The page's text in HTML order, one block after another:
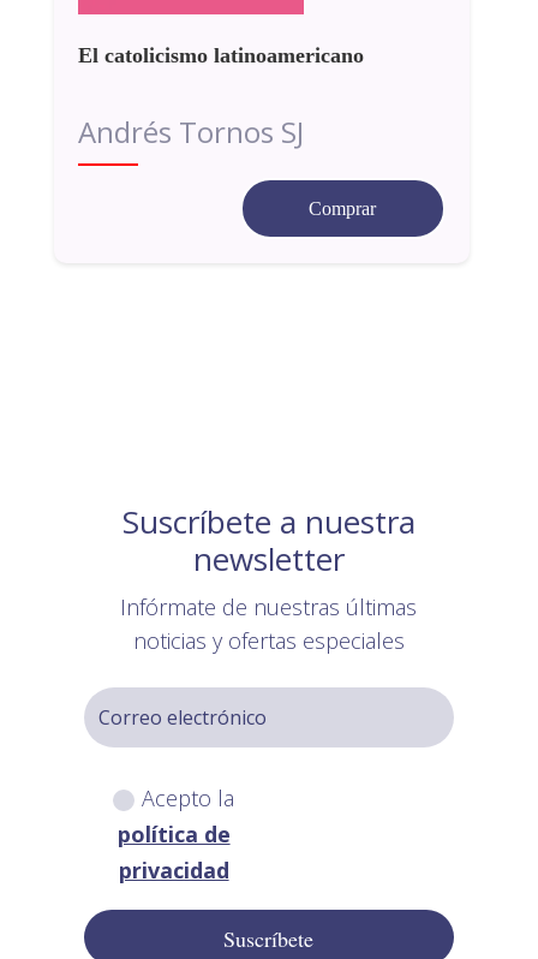
El catolicismo latinoamericano
Andrés Tornos SJ
Comprar
Suscríbete a nuestra
newsletter
Infórmate de nuestras últimas
noticias y ofertas especiales
Acepto la
política de
privacidad
Suscríbete